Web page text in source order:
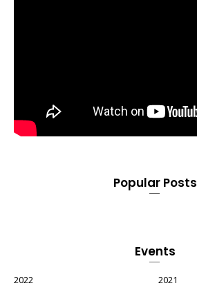
Popular Posts
Events
2022
2021